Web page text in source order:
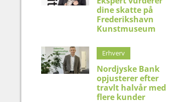
dine skatte på
Frederikshavn
Kunstmuseum
Erhverv
Nordjyske Bank
opjusterer efter
travlt halvår med
flere kunder